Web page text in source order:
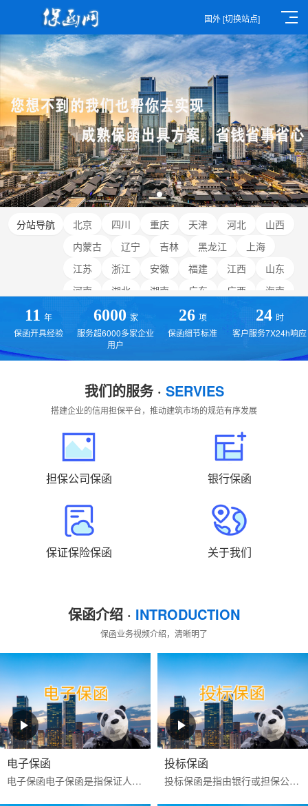
国外[切换站点]
分站导航 北京 四川 重庆 天津 河北
山西
内蒙古
辽宁 吉林 黑龙江
上海
江苏
浙江 安徽 福建 江西
山东
河南
湖北 湖南 广东 广西
海南
云南 陕西
青海
宁夏
新疆 国外 返回主站
11 年
保函开具经验
6000 家
服务超6000多家企业
用户
26 项
保函细节标准
24 时
客户服务7X24h响应
我们的服务 · SERVIES
搭建企业的信用担保平台，推动建筑市场的规范有序发展
担保公司保函 银行保函
保证保险保函 关于我们
保函介绍 · INTRODUCTION
保函业务视频介绍，清晰明了
电子保函
电子保函‌‌电子保函是指保证人以使用‌CA证书进行电子签名的数据电文为介质，通过计算机网络向受益人开立的具有法律效力的担保凭证‌。目前更多是银行投标电子保函。电子...
投标保函
投标保函是指由银行或担保公司为投标人向招标人提供的，保证投标人按照招标文件的规定参加招标活动的担保。如果投标人在投标有效期内撤回投标文件，或中标后不签署